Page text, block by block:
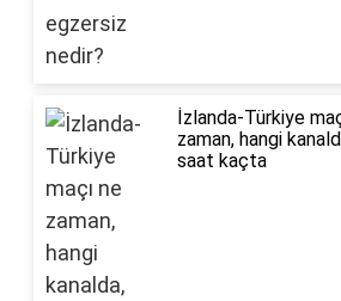
İzlanda-Türkiye
zaman, hangi
saat kaçta